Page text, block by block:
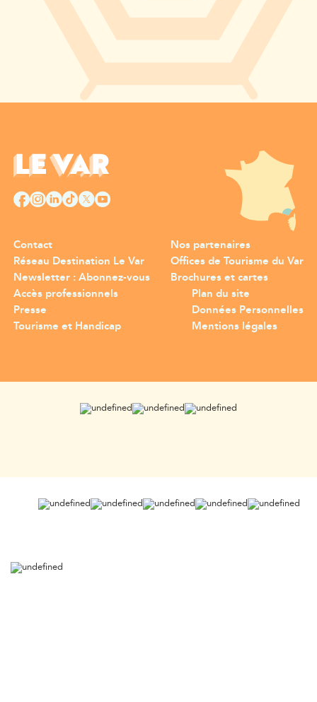
Contact
Réseau Destination Le Var
Newsletter : Abonnez-vous
Nos partenaires
Offices de Tourisme du Var
Brochures et cartes
Accès professionnels
Presse
Tourisme et Handicap
Plan du site
Données Personnelles
Mentions légales